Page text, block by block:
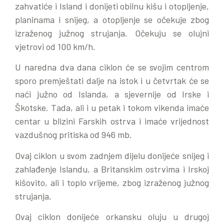
zahvatiće i Island i donijeti obilnu kišu i otopljenje,
planinama i snijeg, a otopljenje se očekuje zbog
izraženog južnog strujanja. Očekuju se olujni
vjetrovi od 100 km/h.
U naredna dva dana ciklon će se svojim centrom
sporo premještati dalje na istok i u četvrtak će se
naći južno od Islanda, a sjevernije od Irske i
Škotske. Tada, ali i u petak i tokom vikenda imaće
centar u blizini Farskih ostrva i imaće vrijednost
vazdušnog pritiska od 946 mb.
Ovaj ciklon u svom zadnjem dijelu donijeće snijeg i
zahlađenje Islandu, a Britanskim ostrvima i Irskoj
kišovito, ali i toplo vrijeme, zbog izraženog južnog
strujanja.
Ovaj ciklon donijeće orkansku oluju u drugoj